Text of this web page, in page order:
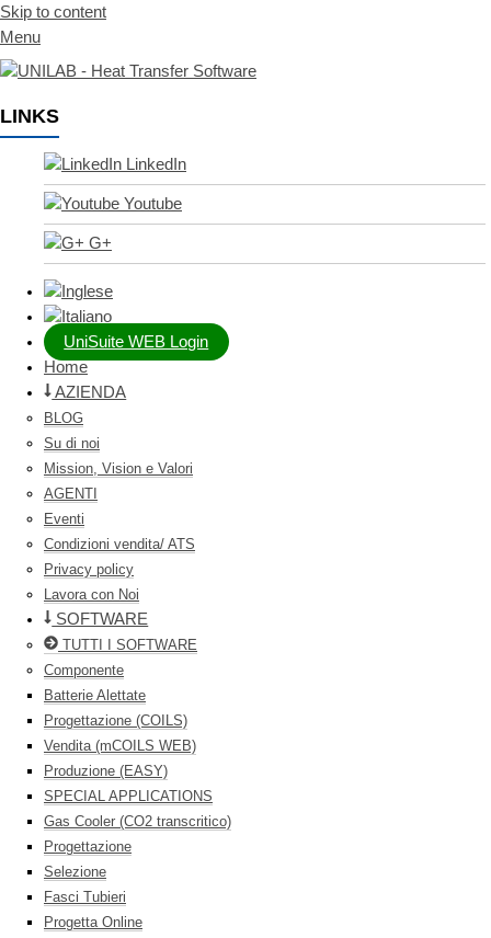
Skip to content
Menu
LINKS
LinkedIn
Youtube
G+
UniSuite WEB Login
Home
AZIENDA
BLOG
Su di noi
Mission, Vision e Valori
AGENTI
Eventi
Condizioni vendita/ ATS
Privacy policy
Lavora con Noi
SOFTWARE
TUTTI I SOFTWARE
Componente
Batterie Alettate
Progettazione (COILS)
Vendita (mCOILS WEB)
Produzione (EASY)
SPECIAL APPLICATIONS
Gas Cooler (CO2 transcritico)
Progettazione
Selezione
Fasci Tubieri
Progetta Online